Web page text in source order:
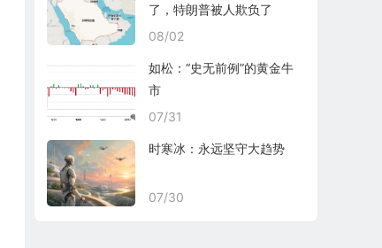
了，特朗普被人欺负了
08/02
如松：“史无前例”的黄金牛
市
07/31
时寒冰：永远坚守大趋势
07/30